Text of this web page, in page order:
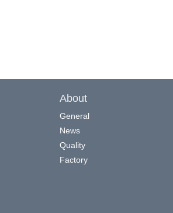
About
General
News
Quality
Factory